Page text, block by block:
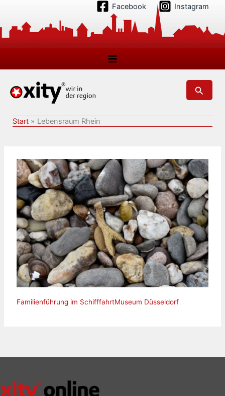
springen
Facebook Instagram
Suchen
Start Lebensraum Rhein
Familienführung im SchifffahrtMuseum Düsseldorf